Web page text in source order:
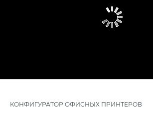
КОНФИГУРАТОР ОФИСНЫХ ПРИНТЕРОВ